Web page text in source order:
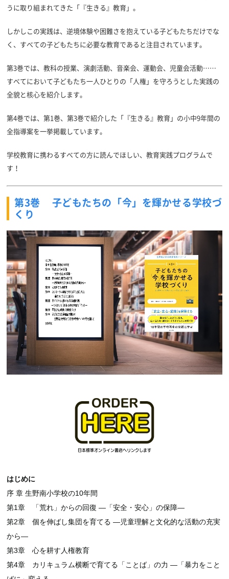
うに取り組まれてきた「『生きる』教育」。
しかしこの実践は、逆境体験や困難さを抱えている子どもたちだけでな
く、すべての子どもたちに必要な教育であると注目されています。
第3巻では、教科の授業、演劇活動、音楽会、運動会、児童会活動……
すべてにおいて子どもたち一人ひとりの「人権」を守ろうとした実践の
全貌と核心を紹介します。
第4巻では、第1巻、第3巻で紹介した「『生きる』教育」の小中9年間の
全指導案を一挙掲載しています。
学校教育に携わるすべての方に読んでほしい、教育実践プログラムで
す！
第3巻 子どもたちの「今」を輝かせる学校づ
くり
はじめに
序 章 生野南小学校の10年間
第1章 「荒れ」からの回復 ―「安全・安心」の保障―
第2章 個を伸ばし集団を育てる ―児童理解と文化的な活動の充実
から―
第3章 心を耕す人権教育
第4章 カリキュラム横断で育てる「ことば」の力 ―「暴力をこと